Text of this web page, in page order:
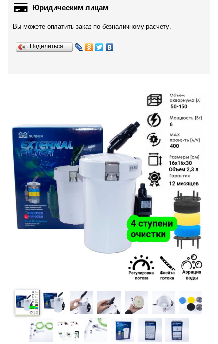
Юридическим лицам
Вы можете оплатить заказ по безналичному расчету.
Поделиться…